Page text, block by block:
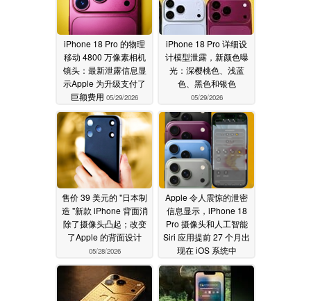
iPhone 18 Pro 的物理
移动 4800 万像素相机
镜头：最新泄露信息显
示Apple 为升级支付了
巨额费用 05/29/2026
iPhone 18 Pro 详细设
计模型泄露，新颜色曝
光：深樱桃色、浅蓝
色、黑色和银色
05/29/2026
售价 39 美元的 "日本制
造 "新款 iPhone 背面消
除了摄像头凸起；改变
了Apple 的背面设计
05/28/2026
Apple 令人震惊的泄密
信息显示，iPhone 18
Pro 摄像头和人工智能
Siri 应用提前 27 个月出
现在 iOS 系统中
05/28/2026